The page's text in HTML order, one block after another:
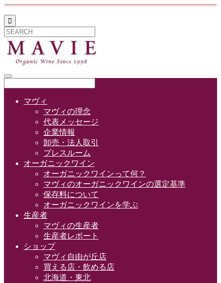

マヴィ
マヴィの理念
代表メッセージ
企業情報
卸売・法人取引
プレスルーム
オーガニックワイン
オーガニックワインって何？
マヴィのオーガニックワインの選定基準
保存料について
オーガニックワインを学ぶ
生産者
マヴィの生産者
生産者レポート
ショップ
マヴィ自由が丘店
買える店・飲める店
北海道・東北